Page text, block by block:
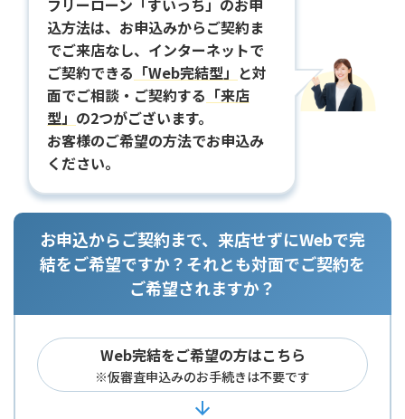
フリーローン「すいっち」のお申
込方法は、お申込みからご契約ま
でご来店なし、インターネットで
ご契約できる 「Web完結型」 と対
面でご相談・ご契約する 「来店
型」 の2つがございます。
お客様のご希望の方法でお申込み
ください。
お申込からご契約まで、来店せずにWebで完
結をご希望ですか？それとも対面でご契約を
ご希望されますか？
Web完結をご希望の方はこちら
※仮審査申込みのお手続きは不要です